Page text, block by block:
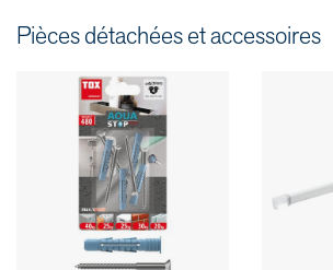
Pièces détachées et accessoires